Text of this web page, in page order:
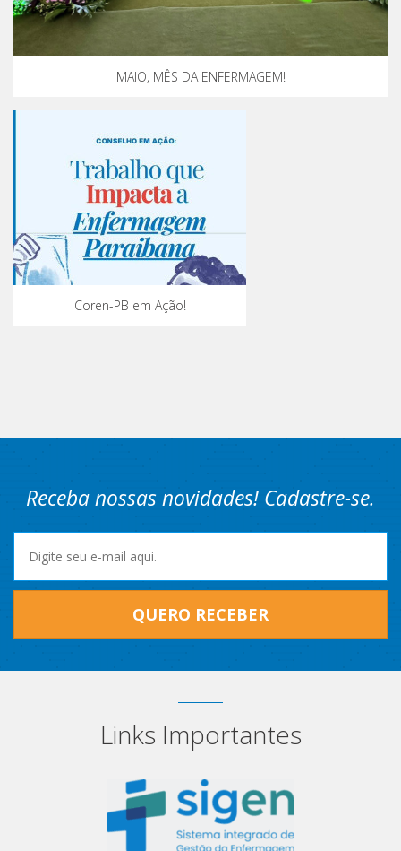
MAIO, MÊS DA ENFERMAGEM!
Coren-PB em Ação!
Receba nossas novidades! Cadastre-se.
QUERO RECEBER
Links Importantes